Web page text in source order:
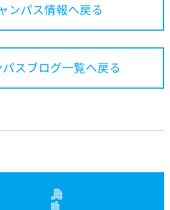
ンパス情報へ戻る
スブログ一覧へ戻る